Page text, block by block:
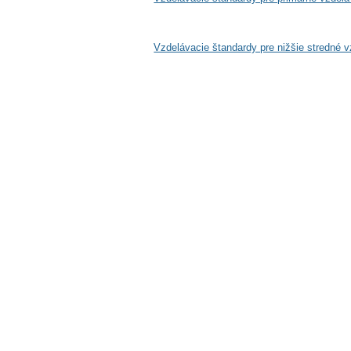
Vzdelávacie štandardy pre nižšie stredné